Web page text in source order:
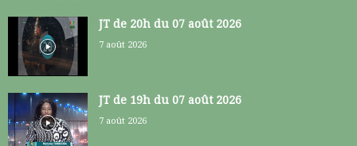
JT de 20h du 07 août 2026
7 août 2026
JT de 19h du 07 août 2026
7 août 2026